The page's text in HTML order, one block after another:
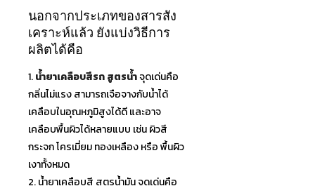
นอกจากประเภทของสารสัง
เคราะห์แล้ว ยังแบ่งวิธีการ
ผลิตได้คือ
1.น้ำยาเคลือบสีรถ สูตรน้ำจุดเด่นคือ
กลิ่นไม่แรง สามารถเจือจางกับน้ำได้
เคลือบในอุณหภูมิสูงได้ดี และอาจ
เคลือบพื้นผิวได้หลายแบบ เช่น ผิวสี
กระจก โครเมี่ยม ทองเหลือง หรือ พื้นผิว
เงาทั้งหมด
2. น้ำยาเคลือบสี สูตรน้ำมัน จุดเด่นคือ